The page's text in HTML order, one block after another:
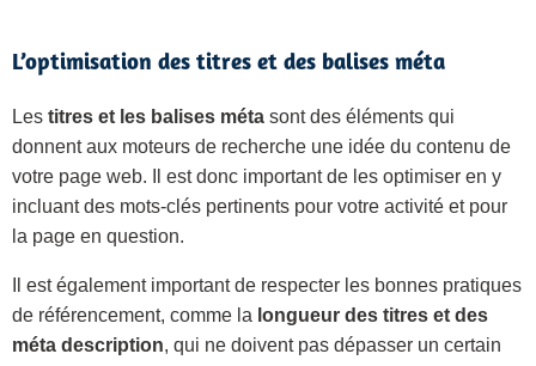
L’optimisation des titres et des balises méta
Les titres et les balises méta sont des éléments qui
donnent aux moteurs de recherche une idée du contenu de
votre page web. Il est donc important de les optimiser en y
incluant des mots-clés pertinents pour votre activité et pour
la page en question.
Il est également important de respecter les bonnes pratiques
de référencement, comme la longueur des titres et des
méta description, qui ne doivent pas dépasser un certain